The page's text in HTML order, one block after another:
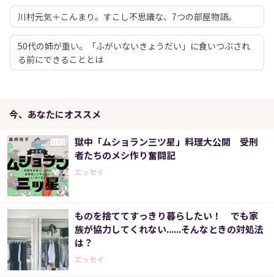
川村元気＋こんまり。すこし不思議な、7つの部屋物語。
50代の姉が重い。「ふがいないきょうだい」に食いつぶされ
る前にできることとは
今、あなたにオススメ
獄中「ムショラン三ツ星」料理大公開 受刑
者たちのメシ作り奮闘記
エッセイ
ものを捨ててすっきり暮らしたい！ でも家
族が協力してくれない......そんなときの対処法
は？
エッセイ